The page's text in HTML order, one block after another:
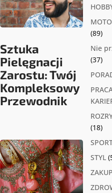
Sztuka
Pielęgnacji
Zarostu: Twój
Kompleksowy
Przewodnik
(89)
Nie
(37)
(18)
STYL